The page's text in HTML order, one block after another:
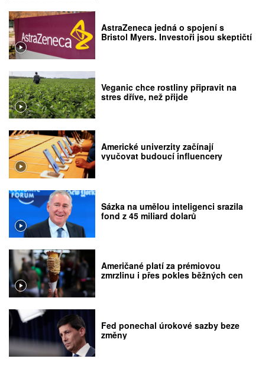
AstraZeneca jedná o spojení s
Bristol Myers. Investoři jsou skeptičtí
Veganic chce rostliny připravit na
stres dříve, než přijde
Americké univerzity začínají
vyučovat budoucí influencery
Sázka na umělou inteligenci srazila
fond z 45 miliard dolarů
Američané platí za prémiovou
zmrzlinu i přes pokles běžných cen
Fed ponechal úrokové sazby beze
změny